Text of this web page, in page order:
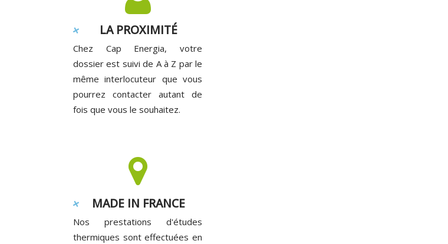
LA PROXIMITÉ
Chez Cap Energia, votre
dossier est suivi de A à Z par le
même interlocuteur que vous
pourrez contacter autant de
fois que vous le souhaitez.
MADE IN FRANCE
Nos prestations d'études
thermiques sont effectuées en